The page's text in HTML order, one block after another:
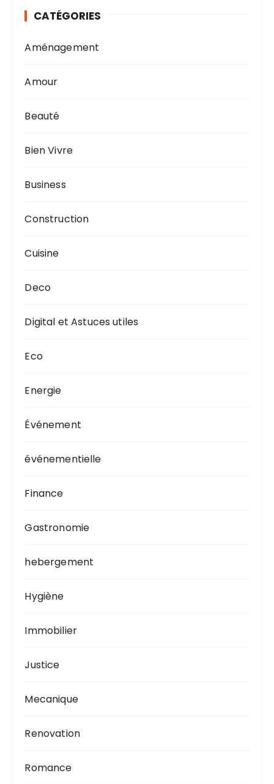
CATÉGORIES
Aménagement
Amour
Beauté
Bien Vivre
Business
Construction
Cuisine
Deco
Digital et Astuces utiles
Eco
Energie
Événement
événementielle
Finance
Gastronomie
hebergement
Hygiène
Immobilier
Justice
Mecanique
Renovation
Romance